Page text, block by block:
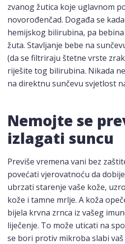
zvanog žutica koje uglavnom
novorođenčad. Događa se
hemijskog bilirubina, pa
žuta. Stavljanje bebe na
(da se filtriraju štetne vrste
riješite tog bilirubina. Nikada
na direktnu sunčevu svjetlost
Nemojte se
izlagati suncu
Previše vremena vani bez
povećati vjerovatnoću da
ubrzati starenje vaše kože,
kože i tamne mrlje. A koža
bijela krvna zrnca iz vašeg
liječenje. To može uticati na
se bori protiv mikroba slabi